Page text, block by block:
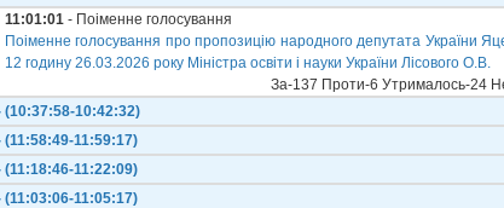
11:01:01 - Поіменне голосування
Поіменне голосування про пропозицію народного депутата України
12 годину 26.03.2026 року Міністра освіти і науки України Лісового О.В.
За-137 Проти-6 Утрималось-24
(10:37:58-10:42:32)
(11:58:49-11:59:17)
(11:18:46-11:22:09)
(11:03:06-11:05:17)